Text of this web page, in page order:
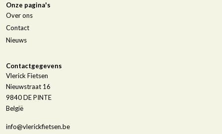
Onze pagina's
Over ons
Contact
Nieuws
Contactgegevens
Vlerick Fietsen
Nieuwstraat 16
9840DE PINTE
België
info@vlerickfietsen.be